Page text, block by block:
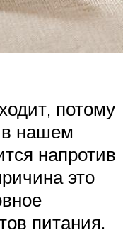
потому
нашем
напротив
это
питания.